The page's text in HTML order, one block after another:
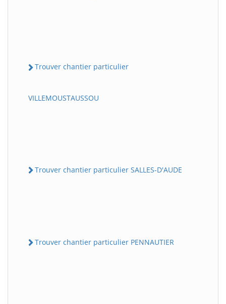
Trouver chantier particulier
VILLEMOUSTAUSSOU
Trouver chantier particulier SALLES-D'AUDE
Trouver chantier particulier PENNAUTIER